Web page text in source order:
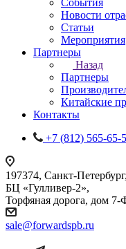
События
Новости
Статьи
Мероприятия
Партнеры
Назад
Партнеры
Китайские
Контакты
+7 (812) 565-65-
197374, Санкт-Петербург,
БЦ «Гулливер-2»,
Торфяная дорога, дом
sale@forwardspb.ru